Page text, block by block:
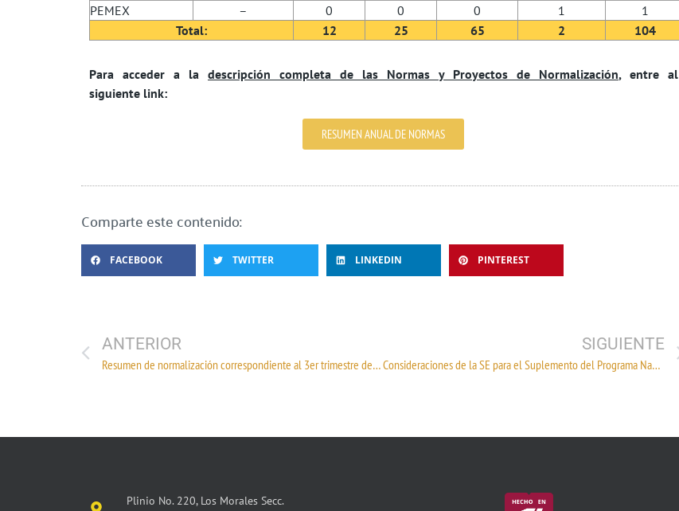
PEMEX
– 0 0 0 1
1
Total:
12 25 65 2 104
Para acceder a la descripción completa de las Normas y Proyectos de Normalización, entre al
siguiente link:
RESUMEN ANUAL DE NORMAS
Comparte este contenido:
FACEBOOK TWITTER LINKEDIN PINTEREST
ANTERIOR
Resumen de normalización correspondiente al 3er trimestre de 2022
SIGUIENTE
Consideraciones de la SE para el Suplemento del Programa Nacional de la Infraestructura de la Calidad 2023
Plinio No. 220, Los Morales Secc.